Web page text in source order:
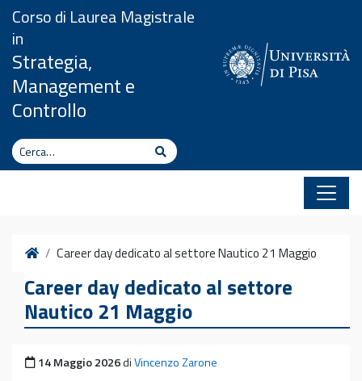
Vai al contenuto
Corso di Laurea Magistrale
in
Strategia,
Management e
Controllo
Cerca Cerca
HomeCareer day dedicato al settore Nautico 21 Maggio
Career day dedicato al settore
Nautico 21 Maggio
Pubblicato il
14 Maggio 2026diVincenzo Zarone